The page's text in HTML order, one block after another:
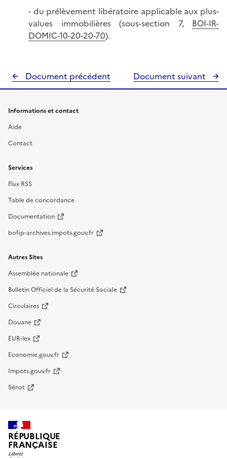
- du prélèvement libératoire applicable aux plus-
values immobilières (sous-section 7, BOI-IR-
DOMIC-10-20-20-70).
Document précédent Document suivant
Informations et contact
Aide
Contact
Services
Flux RSS
Table de concordance
Documentation
bofip-archives.impots.gouv.fr
Autres Sites
Assemblée nationale
Bulletin Officiel de la Sécurité Sociale
Circulaires
Douane
EUR-lex
Economie.gouv.fr
Impots.gouv.fr
Sénat
RÉPUBLIQUE
FRANÇAISE